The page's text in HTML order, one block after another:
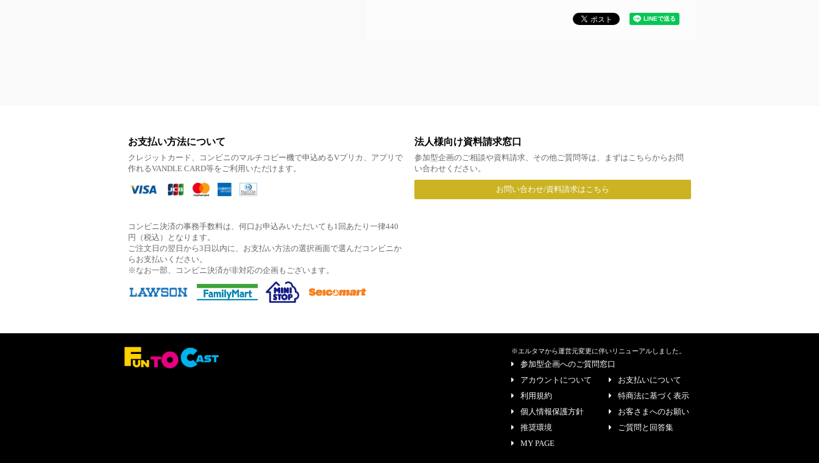
お支払い方法について
クレジットカード、コンビニのマルチコピー機で申込めるVプリカ、アプリで
作れるVANDLE CARD等をご利用いただけます。
コンビニ決済の事務手数料は、何口お申込みいただいても1回あたり一律440
円（税込）となります。
ご注文日の翌日から3日以内に、お支払い方法の選択画面で選んだコンビニか
らお支払いください。
※なお一部、コンビニ決済が非対応の企画もございます。
法人様向け資料請求窓口
参加型企画のご相談や資料請求、その他ご質問等は、まずはこちらからお問
い合わせください。
お問い合わせ/資料請求はこちら
※エルタマから運営元変更に伴いリニューアルしました。
参加型企画へのご質問窓口
アカウントについて
お支払いについて
利用規約
特商法に基づく表示
個人情報保護方針
お客さまへのお願い
推奨環境
ご質問と回答集
MY PAGE